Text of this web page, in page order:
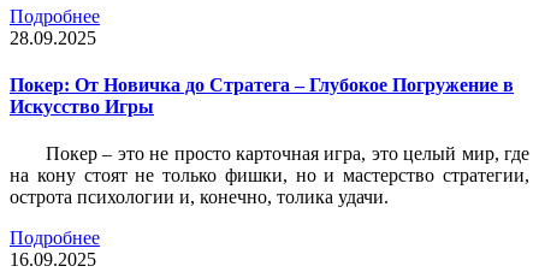
Подробнее
28.09.2025
Покер: От Новичка до Стратега – Глубокое Погружение в
Искусство Игры
Покер – это не просто карточная игра, это целый мир, где
на кону стоят не только фишки, но и мастерство стратегии,
острота психологии и, конечно, толика удачи.
Подробнее
16.09.2025